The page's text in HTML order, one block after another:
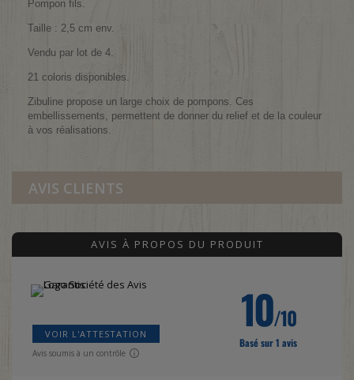
Pompon fils.
Taille : 2,5 cm env.
Vendu par lot de 4.
21 coloris disponibles.
Zibuline propose un large choix de pompons. Ces
embellissements, permettent de donner du relief et de la couleur
à vos réalisations.
AVIS CLIENTS
AVIS À PROPOS DU PRODUIT
VOIR L'ATTESTATION
Avis soumis à un contrôle
10/10
Basé sur 1 avis